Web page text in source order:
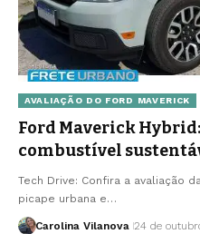
AVALIAÇÃO DO FORD MAVERICK
Ford Maverick
combustível
Tech Drive: Confira a avaliação
picape urbana e…
Carolina Vilanova 24 de